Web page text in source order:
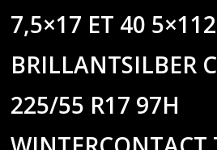
7,5×17 ET 40 5×112
BRILLANTSILBER
225/55 R17 97H